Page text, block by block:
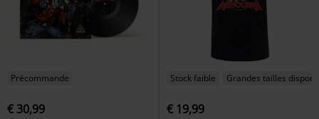
Précommande
€ 30,99
Stock faible Grandes tailles
€ 19,99